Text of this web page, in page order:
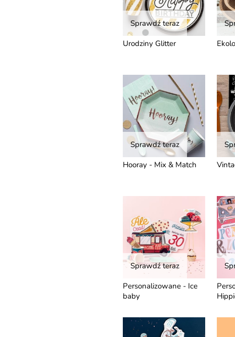
Sprawdź teraz
Urodziny Glitter
Sprawdź teraz
Hooray - Mix & Match
Sprawdź teraz
Personalizowane - Ice
baby